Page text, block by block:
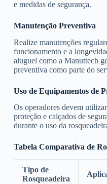
e medidas de segurança.
Manutenção Preventiva
Realize manutenções
funcionamento e a
aluguel como a Manuttech
preventiva como parte do
Uso de Equipamentos de
Os operadores devem
proteção e calçados de
durante o uso da
Tabela Comparativa de
Tipo de
Rosqueadeira